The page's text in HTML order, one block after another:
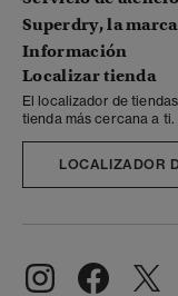
Superdry, la marca
Información
Localizar tienda
El localizador de
tienda más cercana a ti.
LOCALIZADOR